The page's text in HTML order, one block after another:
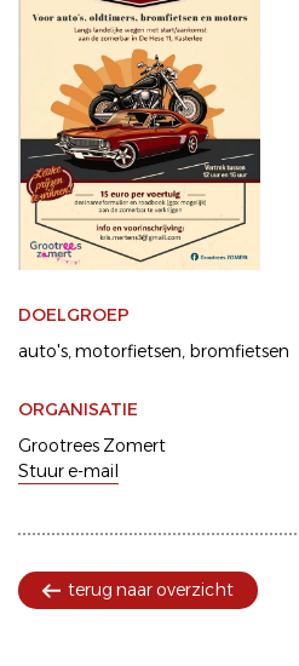
DOELGROEP
auto's motorfietsen bromfietsen
ORGANISATIE
Grootrees Zomert
Stuur e-mail
terug naar overzicht